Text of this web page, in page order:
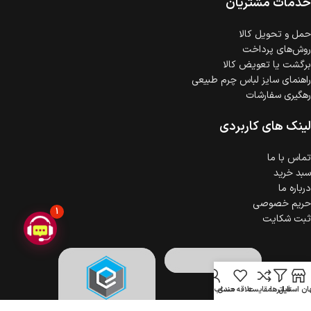
گارانتی معتبر برای تمامی محصولات ارائه می‌شود.حمل‌ و تحویل کالا
روش‌های پرداخت
برگشت یا تعویض کالا
راهنمای سایز لباس چرم طبیعی
رهگیری سفارشات
لینک های کاربردی
تماس با ما
سبد خرید
درباره ما
حریم خصوصی
ثبت شکایت
استایل
فیلترهامقایسهعلاقه مندیحساب کاربری
1